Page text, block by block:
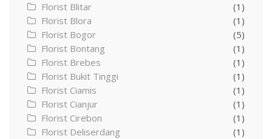
Florist Blitar
(1)
Florist Blora
(1)
Florist Bogor
(5)
Florist Bontang
(1)
Florist Brebes
(1)
Florist Bukit Tinggi
(1)
Florist Ciamis
(1)
Florist Cianjur
(1)
Florist Cirebon
(1)
Florist Deliserdang
(1)